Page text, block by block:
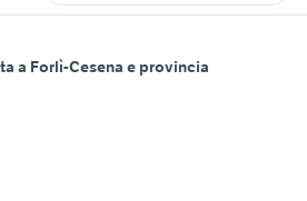
a Forlì-Cesena e provincia